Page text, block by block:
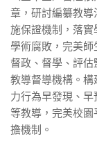
章，研討編纂教
施保證機制，落
學術腐敗，完美
督政、督學、評
教導督導機構。
力行為早發現、
等教導，完美校
擔機制。